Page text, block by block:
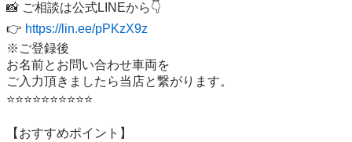
📸 ご相談は公式LINEから👇
👉 https://lin.ee/pPKzX9z
※ご登録後
お名前とお問い合わせ車両を
ご入力頂きましたら当店と繋がります。
⭐️⭐️⭐️⭐️⭐️⭐️⭐️⭐️⭐️⭐️
【おすすめポイント】